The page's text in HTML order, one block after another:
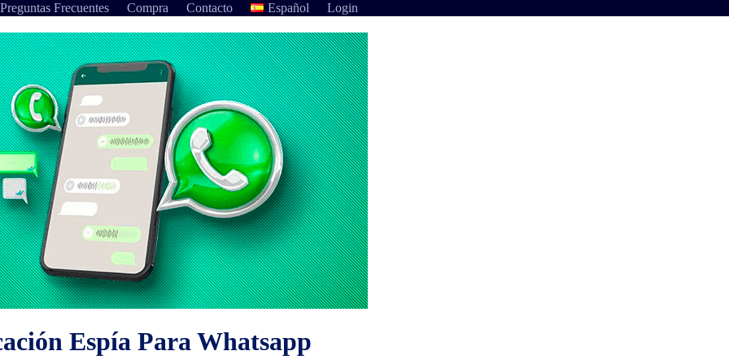
Preguntas Frecuentes Compra Contacto Español Login
Espía Para Whatsapp